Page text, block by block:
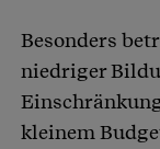
Besonders
niedriger
kleinem